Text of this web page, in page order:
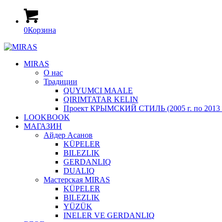
0Корзина
MIRAS
О нас
Традиции
QUYUMCI MAALE
QIRIMTATAR KELIN
Проект КРЫМСКИЙ СТИЛЬ (2005 г. по 2013
LOOKBOOK
МАГАЗИН
Айдер Асанов
KÜPELER
BILEZLIK
GERDANLIQ
DUALIQ
Мастерская MIRAS
KÜPELER
BILEZLIK
YÜZÜK
INELER VE GERDANLIQ